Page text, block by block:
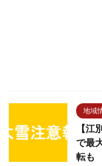
地域
【
で最
転も